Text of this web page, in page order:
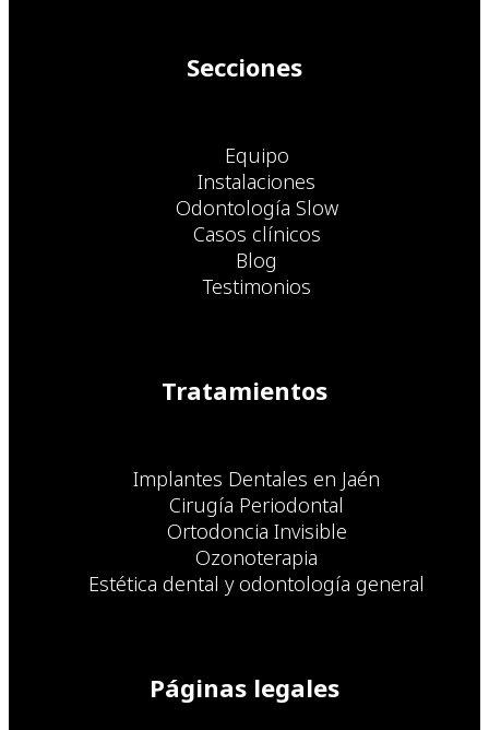
Secciones
Equipo
Instalaciones
Odontología Slow
Casos clínicos
Blog
Testimonios
Tratamientos
Implantes Dentales en Jaén
Cirugía Periodontal
Ortodoncia Invisible
Ozonoterapia
Estética dental y odontología general
Páginas legales